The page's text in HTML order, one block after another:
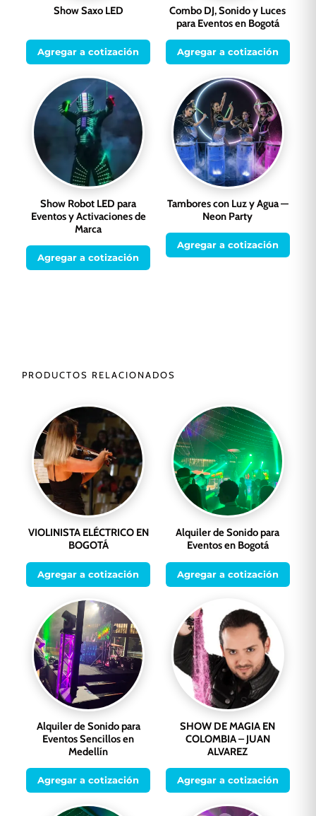
Show Saxo LED
Agregar a cotización
Combo DJ, Sonido y Luces
para Eventos en Bogotá
Agregar a cotización
Show Robot LED para
Eventos y Activaciones de
Marca
Agregar a cotización
Tambores con Luz y Agua —
Neon Party
Agregar a cotización
PRODUCTOS RELACIONADOS
VIOLINISTA ELÉCTRICO EN
BOGOTÁ
Agregar a cotización
Alquiler de Sonido para
Eventos en Bogotá
Agregar a cotización
Alquiler de Sonido para
Eventos Sencillos en
Medellín
Agregar a cotización
SHOW DE MAGIA EN
COLOMBIA – JUAN
ALVAREZ
Agregar a cotización